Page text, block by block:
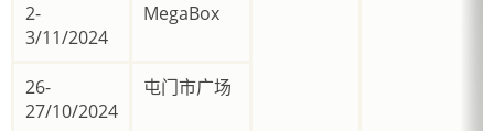
2-
3/11/2024
MegaBox
26-
27/10/2024
屯门市广场